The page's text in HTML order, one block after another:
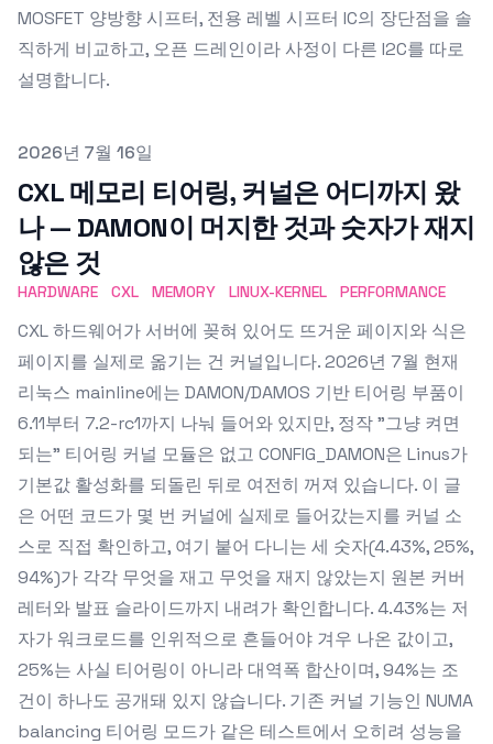
MOSFET 양방향 시프터, 전용 레벨 시프터 IC의 장단점을 솔
직하게 비교하고, 오픈 드레인이라 사정이 다른 I2C를 따로
설명합니다.
Published on
2026년 7월 16일
CXL 메모리 티어링, 커널은 어디까지 왔
나 — DAMON이 머지한 것과 숫자가 재지
않은 것
HARDWARE CXL MEMORY LINUX-KERNEL PERFORMANCE
CXL 하드웨어가 서버에 꽂혀 있어도 뜨거운 페이지와 식은
페이지를 실제로 옮기는 건 커널입니다. 2026년 7월 현재
리눅스 mainline에는 DAMON/DAMOS 기반 티어링 부품이
6.11부터 7.2-rc1까지 나눠 들어와 있지만, 정작 "그냥 켜면
되는" 티어링 커널 모듈은 없고 CONFIG_DAMON은 Linus가
기본값 활성화를 되돌린 뒤로 여전히 꺼져 있습니다. 이 글
은 어떤 코드가 몇 번 커널에 실제로 들어갔는지를 커널 소
스로 직접 확인하고, 여기 붙어 다니는 세 숫자(4.43%, 25%,
94%)가 각각 무엇을 재고 무엇을 재지 않았는지 원본 커버
레터와 발표 슬라이드까지 내려가 확인합니다. 4.43%는 저
자가 워크로드를 인위적으로 흔들어야 겨우 나온 값이고,
25%는 사실 티어링이 아니라 대역폭 합산이며, 94%는 조
건이 하나도 공개돼 있지 않습니다. 기존 커널 기능인 NUMA
balancing 티어링 모드가 같은 테스트에서 오히려 성능을